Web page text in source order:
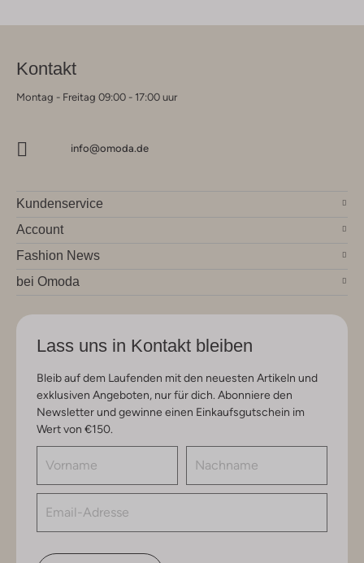
Kontakt
Montag - Freitag 09:00 - 17:00 uur
info@omoda.de
Kundenservice
Account
Fashion News
bei Omoda
Lass uns in Kontakt bleiben
Bleib auf dem Laufenden mit den neuesten Artikeln und
exklusiven Angeboten, nur für dich. Abonniere den
Newsletter und gewinne einen Einkaufsgutschein im
Wert von €150.